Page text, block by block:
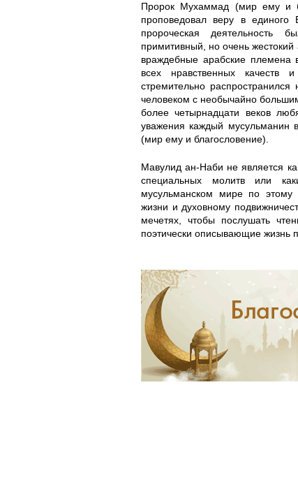
Пророк Мухаммад (мир ему и
проповедовал веру в
пророческая деятельность
примитивный, но очень
враждебные арабские племена
всех нравственных качеств
стремительно
человеком с необычайно
более четырнадцати веков
уважения каждый
(мир ему и благословение).
Мавулид ан-Наби не является
специальных молитв или
мусульманском мире по
жизни и духовному
мечетях, чтобы послушать
поэтически описывающие жизнь